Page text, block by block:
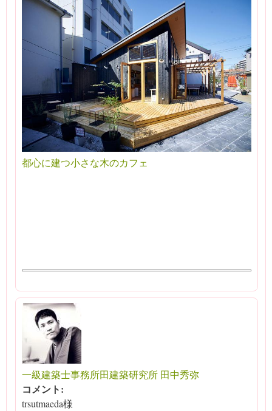
都心に建つ小さな木のカフェ
一級建築士事務所田建築研究所 田中秀弥
コメント:
trsutmaeda様